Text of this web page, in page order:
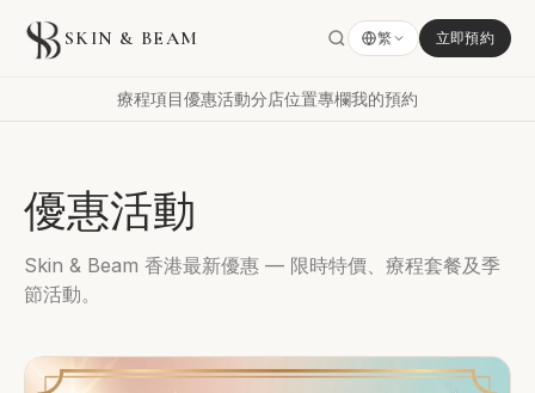
SKIN & BEAM 繁 立即預約
療程項目優惠活動分店位置專欄我的預約
優惠活動
Skin & Beam 香港最新優惠 — 限時特價、療程套餐及季
節活動。